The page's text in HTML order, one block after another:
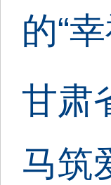
的“
甘肃
马筑